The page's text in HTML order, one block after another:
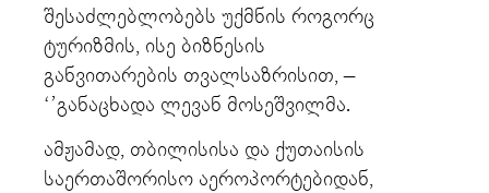
შესაძლებლობებს უქმნის როგორც
ტურიზმის, ისე ბიზნესის
განვითარების თვალსაზრისით, –
‘’განაცხადა ლევან მოსეშვილმა.
ამჟამად, თბილისისა და ქუთაისის
საერთაშორისო აეროპორტებიდან,